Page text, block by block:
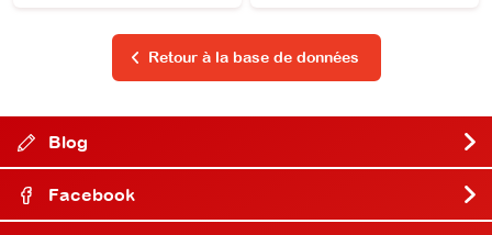
Retour à la base de données
Blog
Facebook